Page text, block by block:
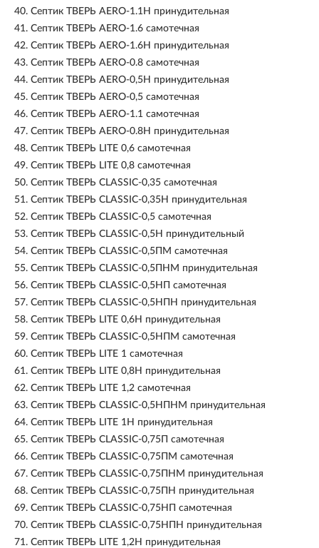
40. Септик ТВЕРЬ AERO-1.1Н принудительная
41. Септик ТВЕРЬ AERO-1.6 самотечная
42. Септик ТВЕРЬ AERO-1.6Н принудительная
43. Септик ТВЕРЬ AERO-0.8 самотечная
44. Септик ТВЕРЬ AERO-0,5Н принудительная
45. Септик ТВЕРЬ AERO-0,5 самотечная
46. Септик ТВЕРЬ AERO-1.1 самотечная
47. Септик ТВЕРЬ AERO-0.8Н принудительная
48. Септик ТВЕРЬ LITE 0,6 самотечная
49. Септик ТВЕРЬ LITE 0,8 самотечная
50. Септик ТВЕРЬ CLASSIC-0,35 самотечная
51. Септик ТВЕРЬ CLASSIC-0,35Н принудительная
52. Септик ТВЕРЬ CLASSIC-0,5 самотечная
53. Септик ТВЕРЬ CLASSIC-0,5Н принудительный
54. Септик ТВЕРЬ CLASSIC-0,5ПМ самотечная
55. Септик ТВЕРЬ CLASSIC-0,5ПНМ принудительная
56. Септик ТВЕРЬ CLASSIC-0,5НП самотечная
57. Септик ТВЕРЬ CLASSIC-0,5НПН принудительная
58. Септик ТВЕРЬ LITE 0,6Н принудительная
59. Септик ТВЕРЬ CLASSIC-0,5НПМ самотечная
60. Септик ТВЕРЬ LITE 1 самотечная
61. Септик ТВЕРЬ LITE 0,8Н принудительная
62. Септик ТВЕРЬ LITE 1,2 самотечная
63. Септик ТВЕРЬ CLASSIC-0,5НПНМ принудительная
64. Септик ТВЕРЬ LITE 1Н принудительная
65. Септик ТВЕРЬ CLASSIC-0,75П самотечная
66. Септик ТВЕРЬ CLASSIC-0,75ПМ самотечная
67. Септик ТВЕРЬ CLASSIC-0,75ПНМ принудительная
68. Септик ТВЕРЬ CLASSIC-0,75ПН принудительная
69. Септик ТВЕРЬ CLASSIC-0,75НП самотечная
70. Септик ТВЕРЬ CLASSIC-0,75НПН принудительная
71. Септик ТВЕРЬ LITE 1,2Н принудительная